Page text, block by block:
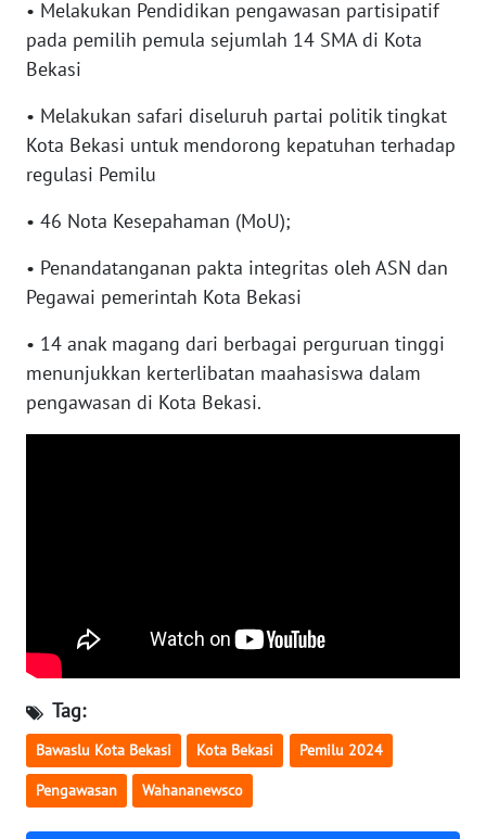
• Melakukan Pendidikan pengawasan partisipatif
pada pemilih pemula sejumlah 14 SMA di Kota
Bekasi
• Melakukan safari diseluruh partai politik tingkat
Kota Bekasi untuk mendorong kepatuhan terhadap
regulasi Pemilu
• 46 Nota Kesepahaman (MoU);
• Penandatanganan pakta integritas oleh ASN dan
Pegawai pemerintah Kota Bekasi
• ⁠14 anak magang dari berbagai perguruan tinggi
menunjukkan kerterlibatan maahasiswa dalam
pengawasan di Kota Bekasi.
Tag:
Bawaslu Kota Bekasi Kota Bekasi Pemilu 2024
Pengawasan Wahananewsco
SULUT
WN
WN
MALUT
DAIRI
DANAU
SELATAN
WN
TANJUNG
LESUNG
WN
KARO